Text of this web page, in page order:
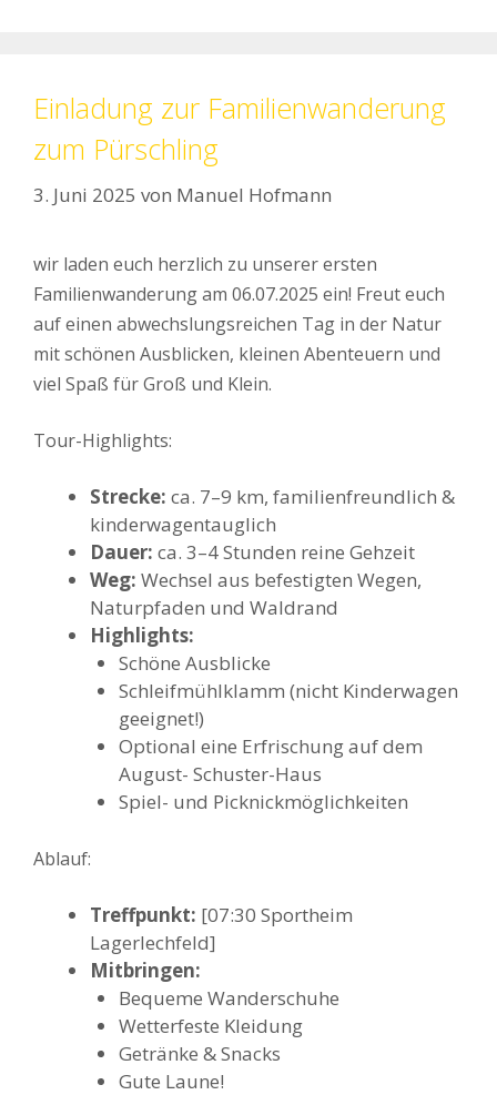
Einladung zur Familienwanderung
zum Pürschling
3. Juni 2025 von Manuel Hofmann
wir laden euch herzlich zu unserer ersten
Familienwanderung am 06.07.2025 ein! Freut euch
auf einen abwechslungsreichen Tag in der Natur
mit schönen Ausblicken, kleinen Abenteuern und
viel Spaß für Groß und Klein.
Tour-Highlights:
Strecke: ca. 7–9 km, familienfreundlich &
kinderwagentauglich
Dauer: ca. 3–4 Stunden reine Gehzeit
Weg: Wechsel aus befestigten Wegen,
Naturpfaden und Waldrand
Highlights:
Schöne Ausblicke
Schleifmühlklamm (nicht Kinderwagen
geeignet!)
Optional eine Erfrischung auf dem
August- Schuster-Haus
Spiel- und Picknickmöglichkeiten
Ablauf:
Treffpunkt: [07:30 Sportheim
Lagerlechfeld]
Mitbringen:
Bequeme Wanderschuhe
Wetterfeste Kleidung
Getränke & Snacks
Gute Laune!